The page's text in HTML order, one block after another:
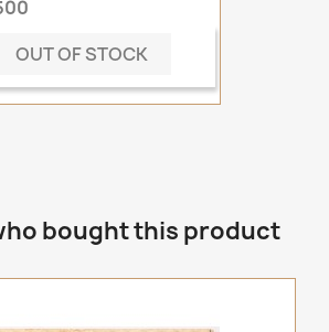
OUT OF STOCK
bought this product